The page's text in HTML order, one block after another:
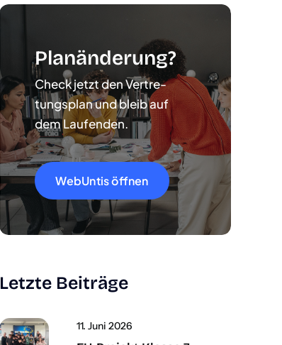
Plan­än­de­rung?
Check jetzt den Ver­tre­
tungs­plan und bleib auf
dem Lau­fen­den.
WebUn­tis öff­nen
Letz­te Bei­trä­ge
11. Juni 2026